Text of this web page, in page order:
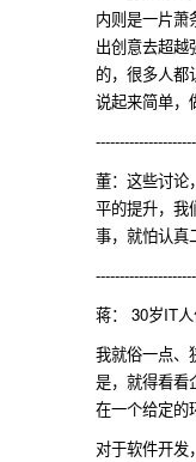
内则是一片萧
出创意去超越
的，很多人都
说起来简单，
董：这些讨论
平的提升，我
事，就怕认真
蒋： 30岁IT
我就俗一点、
是，就得看看
在一个给定的
对于软件开发